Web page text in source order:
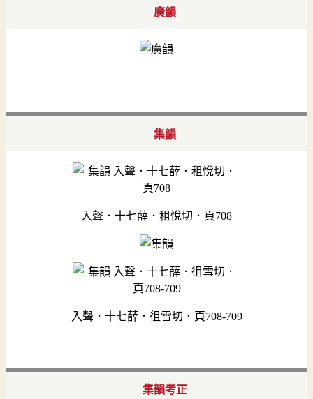
廣韻
集韻
入聲．十七薛．租悅切．頁708
入聲．十七薛．徂雪切．頁708-709
集韻考正